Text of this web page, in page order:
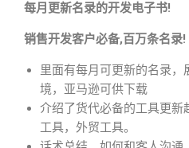
每月更新名录的开发电子书!
销售开发客户必备,百万条名录!
里面有每月可更新的名录
境，亚马逊可供下载
介绍了货代必备的工具更新
工具，外贸工具。